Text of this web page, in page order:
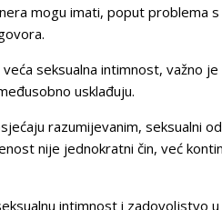
mogu imati, poput problema
seksualna intimnost, važno
usklađuju.
razumijevanim, seksualni
nije jednokratni čin, već
intimnost i zadovoljstvo